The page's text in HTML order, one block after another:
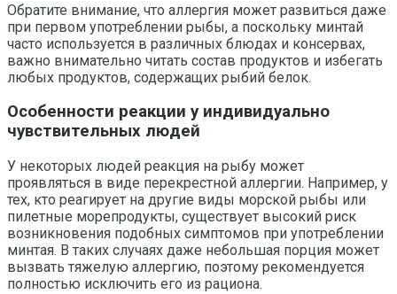
Обратите внимание, что аллергия может развиться даже
при первом употреблении рыбы, а поскольку минтай
часто используется в различных блюдах и консервах,
важно внимательно читать состав продуктов и избегать
любых продуктов, содержащих рыбий белок.
Особенности реакции у индивидуально
чувствительных людей
У некоторых людей реакция на рыбу может
проявляться в виде перекрестной аллергии. Например, у
тех, кто реагирует на другие виды морской рыбы или
пилетные морепродукты, существует высокий риск
возникновения подобных симптомов при употреблении
минтая. В таких случаях даже небольшая порция может
вызвать тяжелую аллергию, поэтому рекомендуется
полностью исключить его из рациона.